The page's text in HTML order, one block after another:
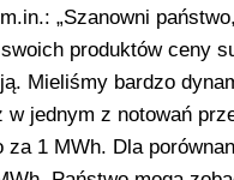
„Szanowni
produktów ceny
Mieliśmy bardzo
jednym z notowań
1 MWh. Dla